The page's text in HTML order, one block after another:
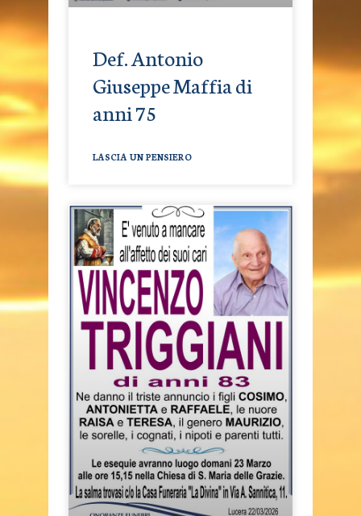
Def. Antonio
Giuseppe Maffia di
anni 75
LASCIA UN PENSIERO